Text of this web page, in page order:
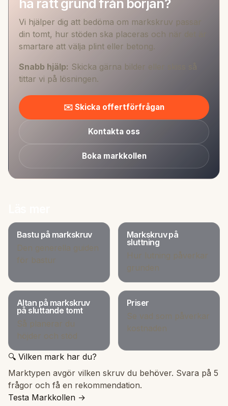
Vi hjälper dig att bedöma om markskruv passar
din tomt, hur stöden ska placeras och när det är
smartare att välja plint eller betong.
Snabb hjälp: Skicka gärna bilder eller skiss så
tittar vi på lösningen.
✉️ Skicka offertförfrågan
Kontakta oss
Boka markkollen
Bastu på markskruv
Den generella guiden
för bastur
Markskruv på
sluttning
Hur lutning påverkar
grunden
Altan på markskruv
på sluttande tomt
Så planerar du
höjder och stöd
Priser
Se vad som påverkar
kostnaden
🔍 Vilken mark har du?
Marktypen avgör vilken skruv du behöver. Svara på 5
frågor och få en rekommendation.
Testa Markkollen →